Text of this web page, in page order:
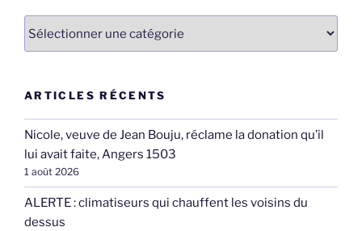
ARTICLES RÉCENTS
Nicole, veuve de Jean Bouju, réclame la donation qu’il
lui avait faite, Angers 1503
1 août 2026
ALERTE : climatiseurs qui chauffent les voisins du
dessus